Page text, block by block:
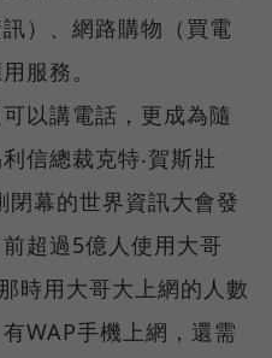
）、網路購物（買電
服務。
以講電話，更成為隨
信總裁克特‧賀斯壯
幕的世界資訊大會發
超過5億人使用大哥
時用大哥大上網的人數
WAP手機上網，還需